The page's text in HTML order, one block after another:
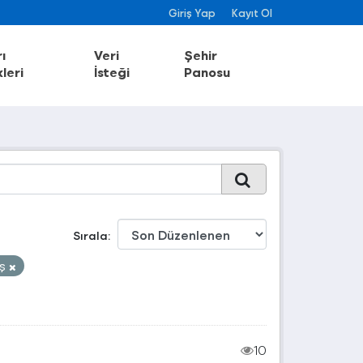
Giriş Yap Kayıt Ol
Veri
İsteği
Şehir
Panosu
Sırala
10